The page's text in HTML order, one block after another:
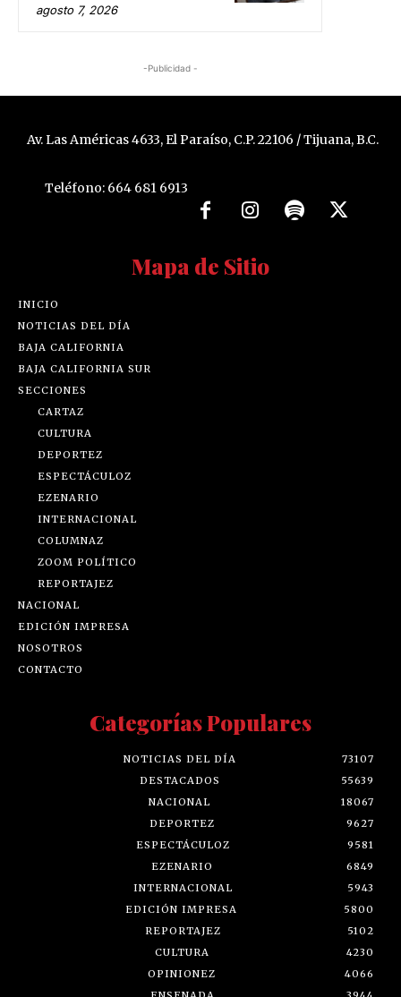
agosto 7, 2026
-Publicidad -
Av. Las Américas 4633, El Paraíso, C.P. 22106 / Tijuana, B.C.
Teléfono: 664 681 6913
Mapa de Sitio
INICIO
NOTICIAS DEL DÍA
BAJA CALIFORNIA
BAJA CALIFORNIA SUR
SECCIONES
CARTAZ
CULTURA
DEPORTEZ
ESPECTÁCULOZ
EZENARIO
INTERNACIONAL
COLUMNAZ
ZOOM POLÍTICO
REPORTAJEZ
NACIONAL
EDICIÓN IMPRESA
NOSOTROS
CONTACTO
Categorías Populares
NOTICIAS DEL DÍA
73107
DESTACADOS
55639
NACIONAL
18067
DEPORTEZ
9627
ESPECTÁCULOZ
9581
EZENARIO
6849
INTERNACIONAL
5943
EDICIÓN IMPRESA
5800
REPORTAJEZ
5102
CULTURA
4230
OPINIONEZ
4066